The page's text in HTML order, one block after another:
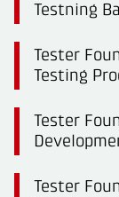
Testning
Tester
Testing
Tester
Tester